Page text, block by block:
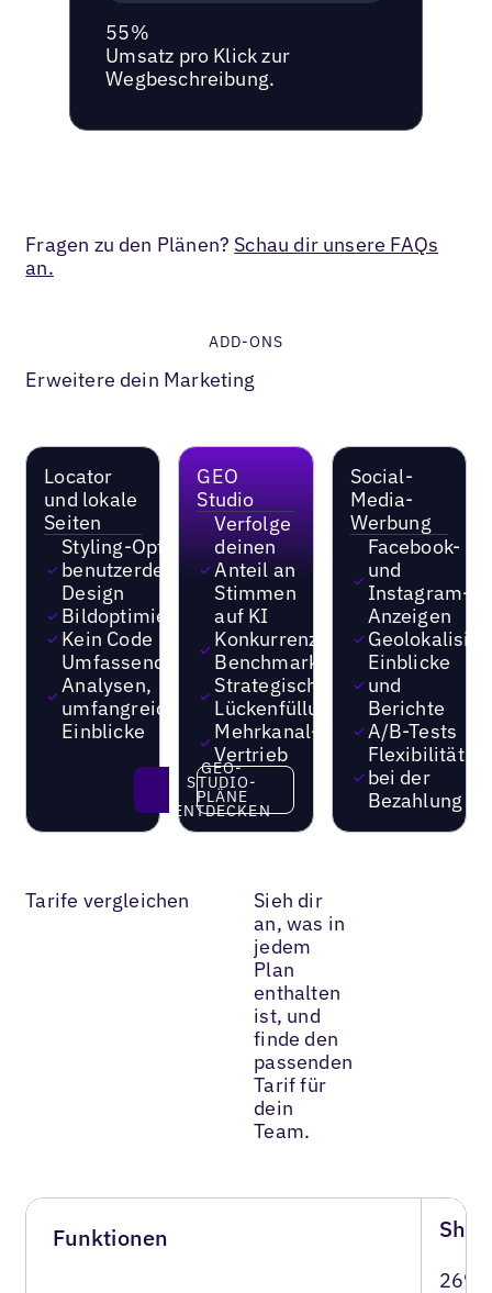
55%
Umsatz pro Klick zur
Wegbeschreibung.
Fragen zu den Plänen? Schau dir unsere FAQs
an.
ADD-ONS
Erweitere dein Marketing
Locator
und lokale
Seiten
Styling-Option für
benutzerdefiniertes
Design
Bildoptimierungen
Kein Code
Umfassende
Analysen,
umfangreiche
Einblicke
GEO
Studio
Verfolge
deinen
Anteil an
Stimmen
auf KI
Konkurrenzorientiertes
Benchmarking
Strategische
Lückenfüllung
Mehrkanal-
Vertrieb
GEO-STUDIO-PLÄNE
GEO-
STUDIO-
PLÄNE
ENTDECKEN
Social-
Media-
Werbung
Facebook-
und
Instagram-
Anzeigen
Einblicke
und
Berichte
A/B-Tests
Flexibilität
bei der
Bezahlung
Tarife vergleichen
Sieh dir
an, was in
jedem
Plan
enthalten
ist, und
finde den
passenden
Tarif für
dein
Team.
Funktionen
26%